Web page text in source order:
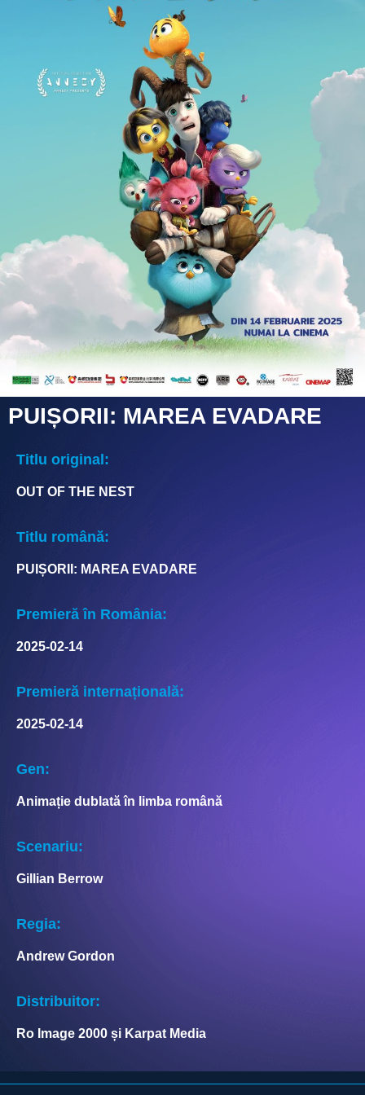
PUIȘORII: MAREA EVADARE
Titlu original:
OUT OF THE NEST
Titlu română:
PUIȘORII: MAREA EVADARE
Premieră în România:
2025-02-14
Premieră internațională:
2025-02-14
Gen:
Animație dublată în limba română
Scenariu:
Gillian Berrow
Regia:
Andrew Gordon
Distribuitor:
Ro Image 2000 și Karpat Media